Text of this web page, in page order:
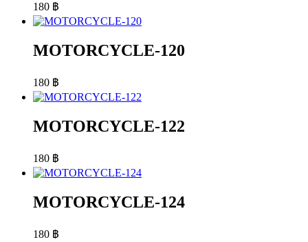
180 ฿
MOTORCYCLE-120
180 ฿
MOTORCYCLE-122
180 ฿
MOTORCYCLE-124
180 ฿